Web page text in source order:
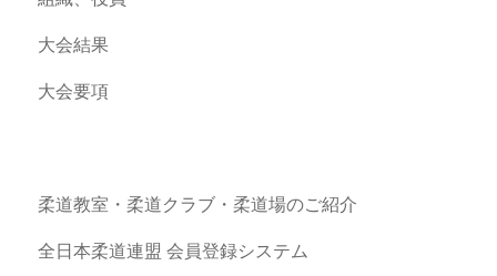
大会結果
大会要項
柔道教室・柔道クラブ・柔道場のご紹介
全日本柔道連盟 会員登録システム